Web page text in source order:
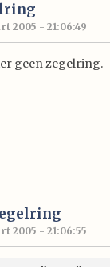
2005 - 21:06:49
geen zegelring.
2005 - 21:06:55